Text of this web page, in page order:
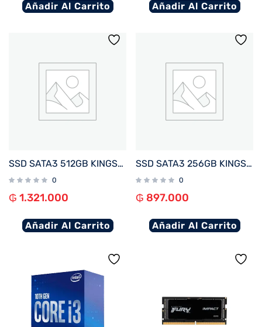
Añadir Al Carrito Añadir Al Carrito
SSD SATA3 512GB KINGSTON SKC600/512G 550/520
0
₲ 1.321.000
Añadir Al Carrito
SSD SATA3 256GB KINGSTON SKC600/256G 550/500
0
₲ 897.000
Añadir Al Carrito